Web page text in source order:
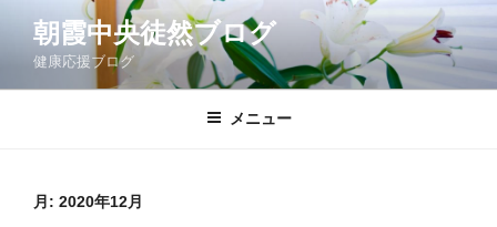
ン
朝霞中央徒然ブログ
健康応援ブログ
メニュー
月: 2020年12月